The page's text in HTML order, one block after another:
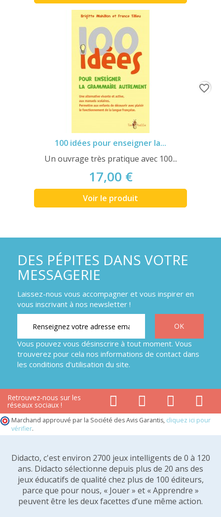
100 idées pour enseigner la...
Un ouvrage très pratique avec 100...
17,00 €
Voir le produit
favorite_border
DES PÉPITES DANS VOTRE
MESSAGERIE
Laissez-nous vous accompagner et vous inspirer en
vous inscrivant à nos newsletter !
Vous pouvez vous désinscrire à tout moment. Vous
trouverez pour cela nos informations de contact dans
les conditions d'utilisation du site.
Retrouvez-nous sur les
réseaux sociaux !
Marchand approuvé par la Société des Avis Garantis, cliquez ici pour
vérifier.
Didacto, c'est environ 2700 jeux intelligents de 0 à 120
ans. Didacto sélectionne depuis plus de 20 ans des
jeux éducatifs de qualité chez plus de 100 éditeurs,
parce que pour nous, « Jouer » et « Apprendre »
peuvent être les deux facettes d’une même action.